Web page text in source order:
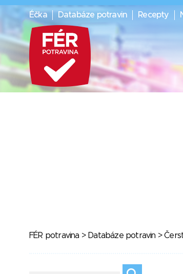
Éčka Databáze potravin Recepty
FÉR potravina > Databáze potravin >